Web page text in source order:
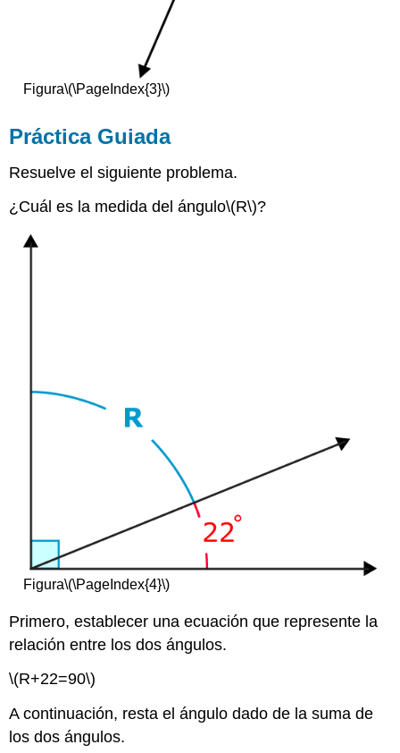
Figura\(\PageIndex{3}\)
Práctica Guiada
Resuelve el siguiente problema.
¿Cuál es la medida del ángulo\(R\)?
Figura\(\PageIndex{4}\)
Primero, establecer una ecuación que represente la
relación entre los dos ángulos.
\(R+22=90\)
A continuación, resta el ángulo dado de la suma de
los dos ángulos.